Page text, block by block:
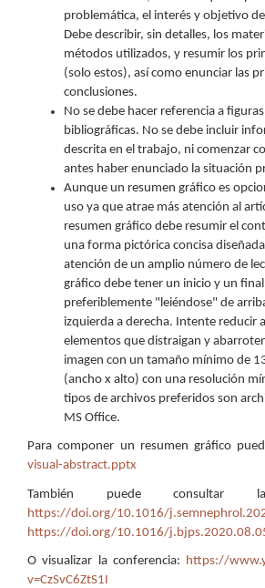
problemática, el interés y objetivo
Debe describir, sin detalles, los
métodos utilizados, y resumir los
(solo estos), así como enunciar las
conclusiones.
No se debe hacer referencia a
bibliográficas. No se debe incluir
descrita en el trabajo, ni comenzar
antes haber enunciado la situación
Aunque un resumen gráfico es
uso ya que atrae más atención al
resumen gráfico debe resumir el
una forma pictórica concisa
atención de un amplio número de
gráfico debe tener un inicio y un final
preferiblemente "leiéndose" de
izquierda a derecha. Intente reducir
elementos que distraigan y
imagen con un tamaño mínimo de
(ancho x alto) con una resolución
tipos de archivos preferidos son
MS Office.
Para componer un resumen gráfico
visual-abstract.pptx
También puede consultar las
https://doi.org/10.1016/
https://doi.org/10.1016/
O visualizar la conferencia: https://
v=CzSvC6ZtS1I